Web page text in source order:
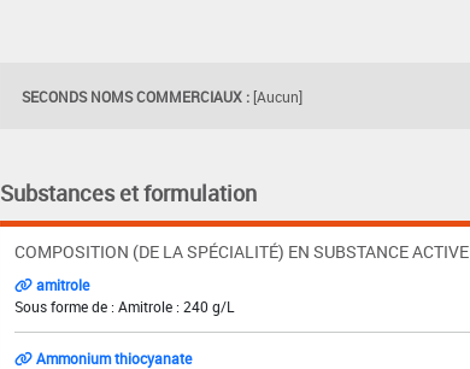
SECONDS NOMS COMMERCIAUX : [Aucun]
Substances et formulation
COMPOSITION (DE LA SPÉCIALITÉ) EN SUBSTANCE ACTIVE
amitrole
Sous forme de : Amitrole : 240 g/L
Ammonium thiocyanate